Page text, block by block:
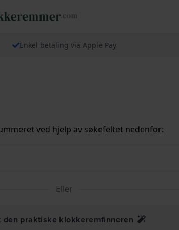
Enkel betaling via Apple Pay
ved hjelp av søkefeltet nedenfor:
Eller
den praktiske klokkeremfinneren